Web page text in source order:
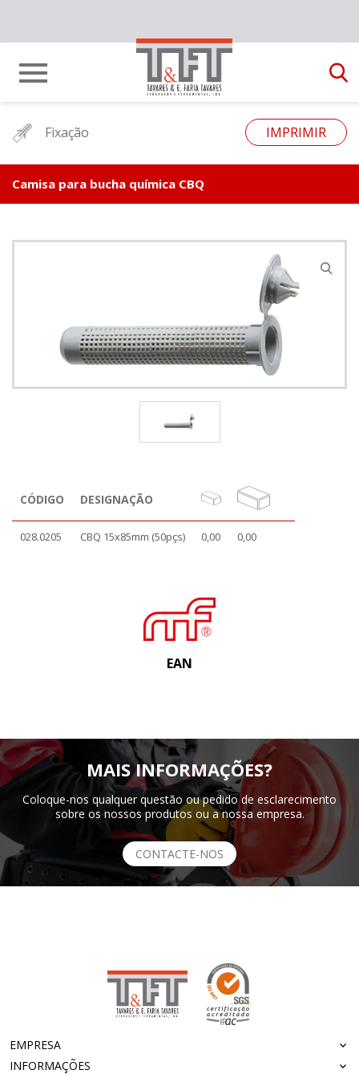
Fixação IMPRIMIR
Camisa para bucha química CBQ
CÓDIGO DESIGNAÇÃO
028.0205 CBQ 15x85mm (50pçs) 0,00 0,00
EAN
MAIS INFORMAÇÕES?
Coloque-nos qualquer questão ou pedido de esclarecimento
sobre os nossos produtos ou a nossa empresa.
CONTACTE-NOS
EMPRESA
INFORMAÇÕES